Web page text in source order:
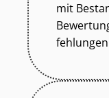
mit